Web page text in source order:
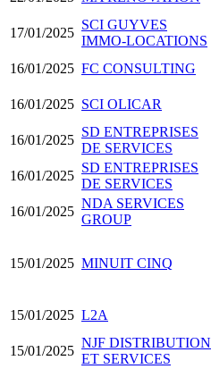
17/01/2025
SCI GUYVES
IMMO-LOCATIONS
16/01/2025 FC CONSULTING
16/01/2025 SCI OLICAR
16/01/2025
SD ENTREPRISES
DE SERVICES
16/01/2025
SD ENTREPRISES
DE SERVICES
16/01/2025
NDA SERVICES
GROUP
15/01/2025 MINUIT CINQ
15/01/2025 L2A
15/01/2025
NJF DISTRIBUTION
ET SERVICES